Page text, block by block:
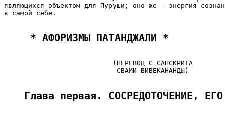
являющихся объектом для Пуруши; оно же - энергия
в самой себе.
* АФОРИЗМЫ ПАТАНДЖАЛИ *
                           (ПЕРЕВОД С САНСКРИТА
                            СВАМИ ВИВЕКАНАНДЫ)
Глава первая. СОСРЕДОТОЧЕНИЕ,